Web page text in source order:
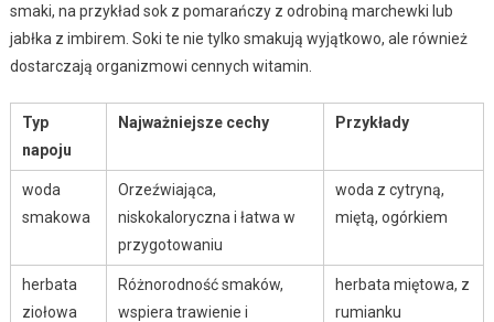
smaki, na przykład sok z pomarańczy z odrobiną marchewki lub
jabłka z imbirem. Soki te nie tylko smakują wyjątkowo, ale również
dostarczają organizmowi cennych witamin.
Typ
napoju
Najważniejsze cechy Przykłady
woda
smakowa
Orzeźwiająca,
niskokaloryczna i łatwa w
przygotowaniu
woda z cytryną,
miętą, ogórkiem
herbata
ziołowa
Różnorodność smaków,
wspiera trawienie i
herbata miętowa, z
rumianku